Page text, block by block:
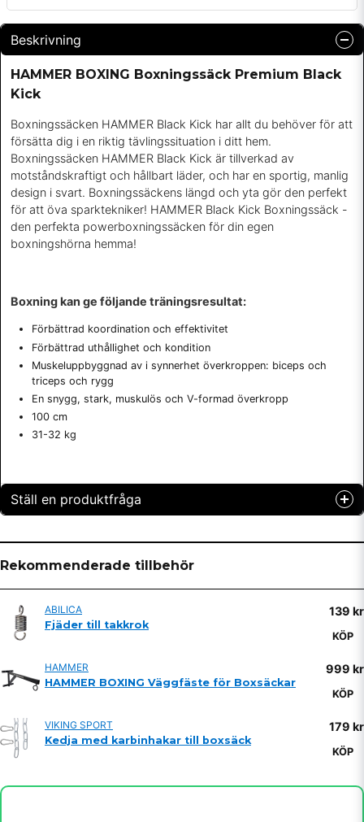
Beskrivning
HAMMER BOXING Boxningssäck Premium Black
Kick
Boxningssäcken HAMMER Black Kick har allt du behöver för att
försätta dig i en riktig tävlingssituation i ditt hem.
Boxningssäcken HAMMER Black Kick är tillverkad av
motståndskraftigt och hållbart läder, och har en sportig, manlig
design i svart. Boxningssäckens längd och yta gör den perfekt
för att öva sparktekniker! HAMMER Black Kick Boxningssäck -
den perfekta powerboxningssäcken för din egen
boxningshörna hemma!
Boxning kan ge följande träningsresultat:
Förbättrad koordination och effektivitet
Förbättrad uthållighet och kondition
Muskeluppbyggnad av i synnerhet överkroppen: biceps och
triceps och rygg
En snygg, stark, muskulös och V-formad överkropp
100 cm
31-32 kg
Ställ en produktfråga
Fråga oss något om denna produkten...
name
Namn
emailMejladress
Rekommenderade tillbehör
ABILICA
Fjäder till takkrok
139 kr
KÖP
HAMMER
HAMMER BOXING Väggfäste för Boxsäckar
999 kr
KÖP
VIKING SPORT
Kedja med karbinhakar till boxsäck
179 kr
KÖP